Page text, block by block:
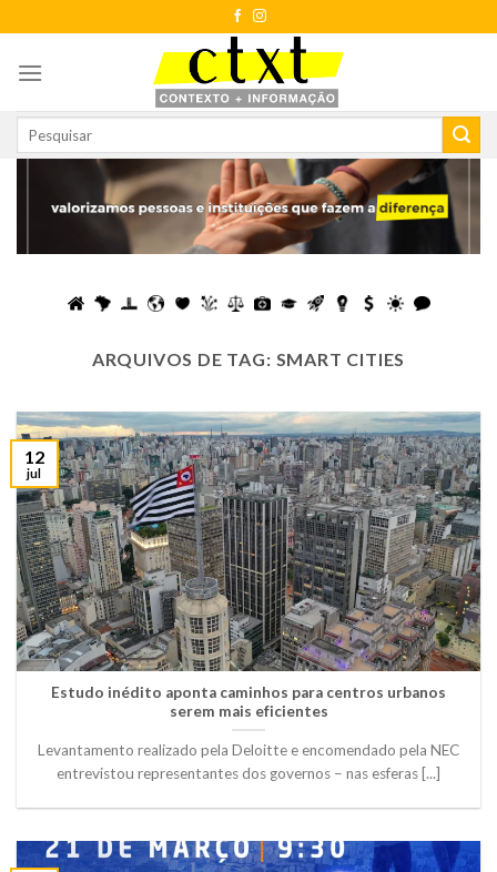
to
content
ARQUIVOS DE TAG: SMART CITIES
Estudo inédito aponta caminhos para centros urbanos
serem mais eficientes
Levantamento realizado pela Deloitte e encomendado pela NEC
entrevistou representantes dos governos – nas esferas [...]
12
jul